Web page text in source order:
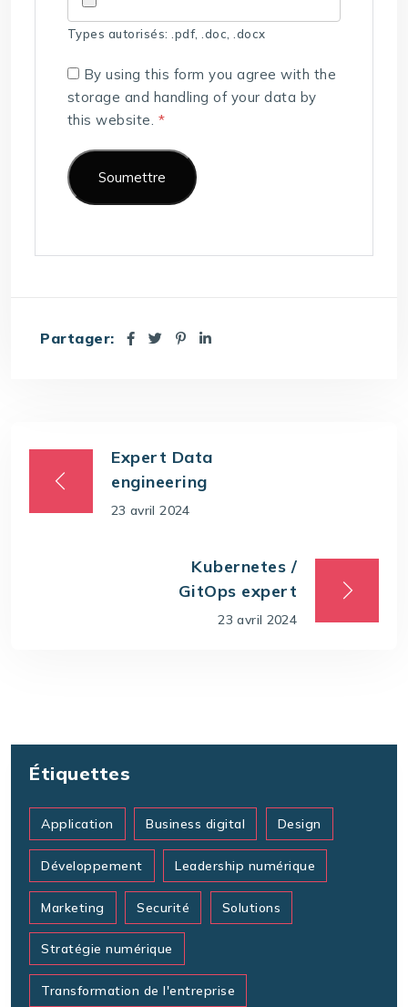
Types autorisés: .pdf, .doc, .docx
By using this form you agree with the
storage and handling of your data by
this website. *
Partager:
Expert Data
engineering
23 avril 2024
Kubernetes /
GitOps expert
23 avril 2024
Étiquettes
Application Business digital Design
Développement Leadership numérique
Marketing Securité Solutions
Stratégie numérique
Transformation de l'entreprise